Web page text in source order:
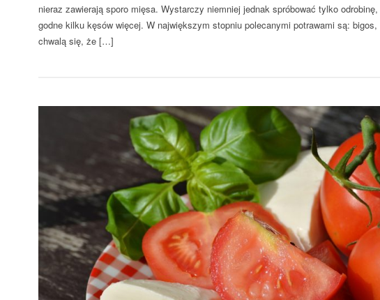
nieraz zawierają sporo mięsa. Wystarczy niemniej jednak spróbować tylko
godne kilku kęsów więcej. W największym stopniu polecanymi potrawami są:
chwalą się, że […]